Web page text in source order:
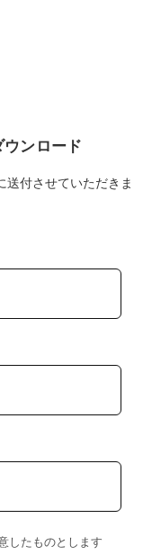
ンロード
送付させていただきま
したものとします